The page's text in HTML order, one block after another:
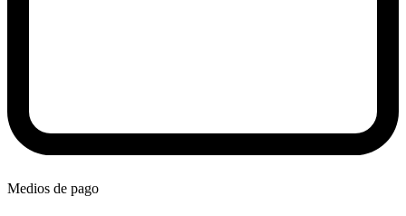
Medios de pago